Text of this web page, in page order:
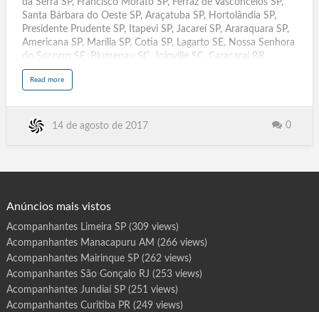
a
n
g
u
á
S
da Serra SP, Francisco Morato SP, Ferraz de Vasconcelos SP,
Santa Bárbara do Oeste SP, Araçatuba SP, Hortolândia SP,
Presidente Prudente SP, Itapevi SP, Jacareí SP, Araraquara SP,
Americana SP, Marília SP, Cotia SP, Lagarto SE, Nossa Senhora
do Socorro SE, Blumenau SC, Joinville SC, Caracaraí RR,
Rorainópolis RR, Ariquemes RO, Ji-Paraná RO, Pelotas RS,
Caxias do Sul RS, Parnamirim RN, Mossoró RN, Duque de
Rita PB, Campina Grande PB, Santarém PA, Ananindeua PA,
Read morea
t
r
e
r
m
a
o
u
a
t
u
S
P
14 de agosto de 2017 0
Anúncios mais vistos
Acompanhantes Limeira SP(309 views)
Acompanhantes Manacapuru AM (266 views)
Acompanhantes Mairinque SP(262 views)
Acompanhantes São Gonçalo RJ (253 views)
Acompanhantes Jundiaí SP(251 views)
Acompanhantes Curitiba PR(249 views)